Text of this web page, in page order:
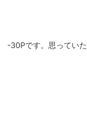
-30Pです。思ってい